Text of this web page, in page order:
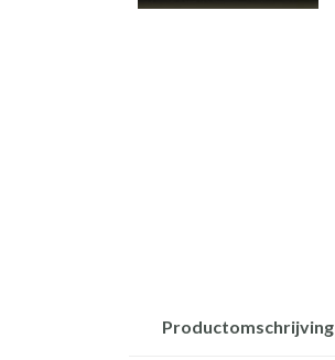
Productomschrijving